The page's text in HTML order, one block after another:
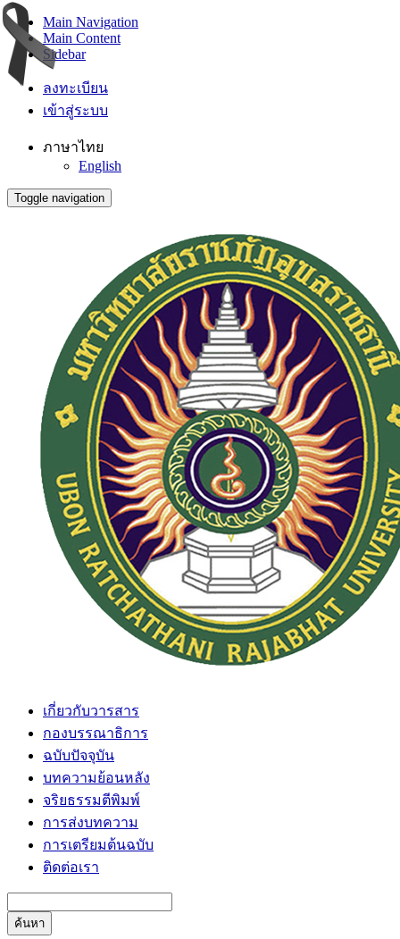
Main Navigation
Main Content
Sidebar
ลงทะเบียน
เข้าสู่ระบบ
ภาษาไทย
English
Toggle navigation
เกี่ยวกับวารสาร
กองบรรณาธิการ
ฉบับปัจจุบัน
บทความย้อนหลัง
จริยธรรมตีพิมพ์
การส่งบทความ
การเตรียมต้นฉบับ
ติดต่อเรา
ค้นหา